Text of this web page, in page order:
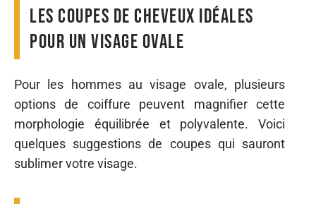
Les coupes de cheveux idéales
pour un visage ovale
Pour les hommes au visage ovale, plusieurs
options de coiffure peuvent magnifier cette
morphologie équilibrée et polyvalente. Voici
quelques suggestions de coupes qui sauront
sublimer votre visage.